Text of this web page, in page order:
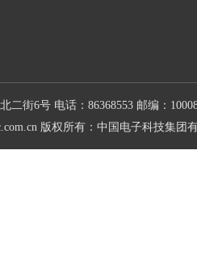
二街6号 电话：86368553 邮编：
版权所有：中国电子科技集团